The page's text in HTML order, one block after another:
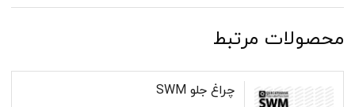
محصولات مرتبط
چراغ جلو SWM